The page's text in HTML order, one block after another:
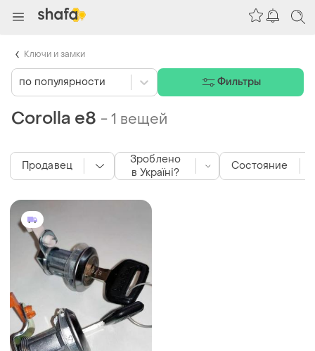
Corolla e8 -1 вещей
Продавец
Зроблено
в Україні?
Состояние
по популярности Фильтры
Ключи и замки